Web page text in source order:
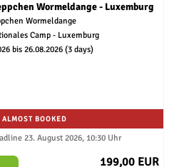
Wormeldange - Luxemburg
Wormeldange
Camp - Luxemburg
bis 26.08.2026 (3 days)
ALMOST BOOKED
23. August 2026, 10:30 Uhr
199,00 EUR